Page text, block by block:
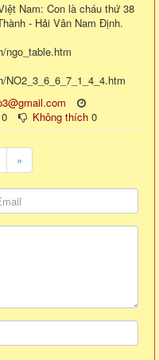
Nam: Con là cháu thứ 38
- Hải Vân Nam Định.
ngo_table.htm
0 Không thích 0
»